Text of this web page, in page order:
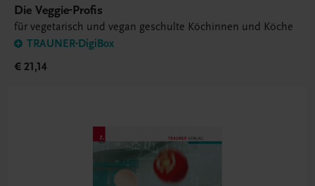
Die Veggie-Profis
für vegetarisch und vegan geschulte Köchinnen und Köche
TRAUNER-DigiBox
€ 21,14